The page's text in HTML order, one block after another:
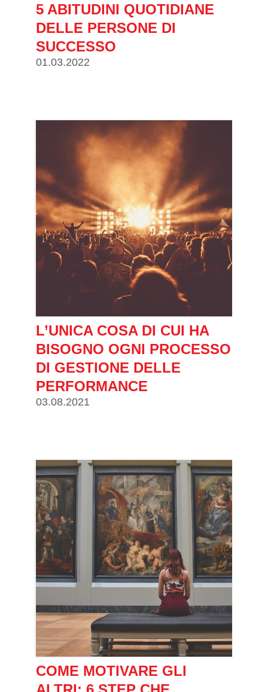
5 ABITUDINI QUOTIDIANE
DELLE PERSONE DI
SUCCESSO
01.03.2022
L’UNICA COSA DI CUI HA
BISOGNO OGNI PROCESSO
DI GESTIONE DELLE
PERFORMANCE
03.08.2021
COME MOTIVARE GLI